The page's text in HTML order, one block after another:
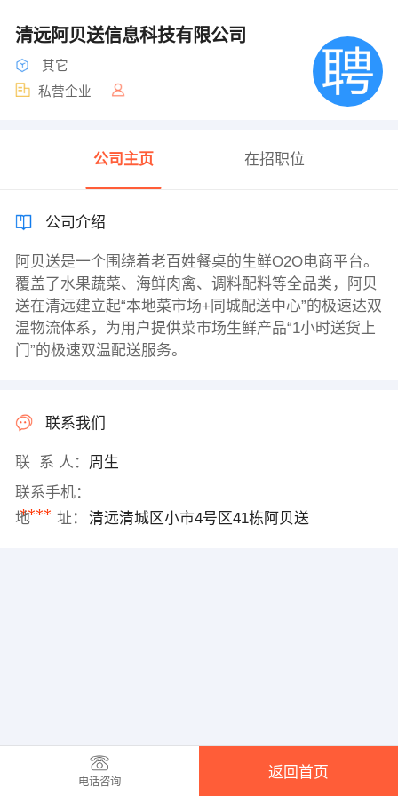
清远阿贝送信息科技有限公司
其它
私营企业
公司主页 在招职位
公司介绍
阿贝送是一个围绕着老百姓餐桌的生鲜O2O电商平台。
覆盖了水果蔬菜、海鲜肉禽、调料配料等全品类，阿贝
送在清远建立起“本地菜市场+同城配送中心”的极速达双
温物流体系，为用户提供菜市场生鲜产品“1小时送货上
门”的极速双温配送服务。
联系我们
联 系 人： 周生
联系手机：
****
地 址： 清远清城区小市4号区41栋阿贝送
电话咨询
返回首页